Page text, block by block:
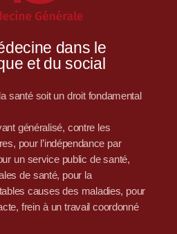
dans le
et du social
santé soit un droit fondamental
généralisé, contre les
pour l’indépendance par
un service public de santé,
de santé, pour la
causes des maladies, pour
frein à un travail coordonné